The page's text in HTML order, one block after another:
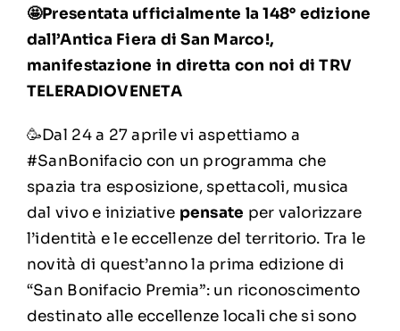
🤩Presentata ufficialmente la 148° edizione
dall’Antica Fiera di San Marco!,
manifestazione in diretta con noi di TRV
TELERADIOVENETA
🥳Dal 24 a 27 aprile vi aspettiamo a
#SanBonifacio con un programma che
spazia tra esposizione, spettacoli, musica
dal vivo e iniziative pensate per valorizzare
l’identità e le eccellenze del territorio. Tra le
novità di quest’anno la prima edizione di
“San Bonifacio Premia”: un riconoscimento
destinato alle eccellenze locali che si sono